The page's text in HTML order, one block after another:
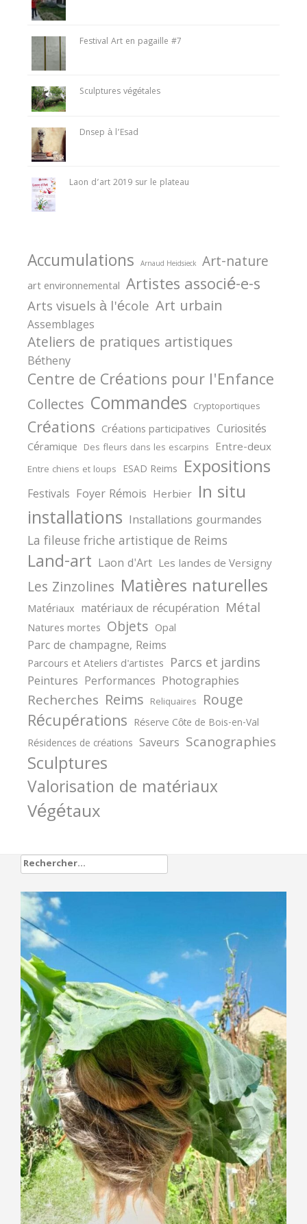
Festival Art en pagaille #7
Sculptures végétales
Dnsep à l’Esad
Laon d’art 2019 sur le plateau
Accumulations Arnaud Heidsieck Art-nature
art environnemental Artistes associé-e-s
Arts visuels à l'école Art urbain
Assemblages
Ateliers de pratiques artistiques
Bétheny
Centre de Créations pour l'Enfance
Collectes Commandes Cryptoportiques
Créations Créations participatives Curiosités
Céramique Des fleurs dans les escarpins Entre-deux
Entre chiens et loups ESAD Reims Expositions
Festivals Foyer Rémois Herbier In situ
installations Installations gourmandes
La fileuse friche artistique de Reims
Land-art Laon d'Art Les landes de Versigny
Les Zinzolines Matières naturelles
Matériaux matériaux de récupération Métal
Natures mortes Objets Opal
Parc de champagne, Reims
Parcours et Ateliers d'artistes Parcs et jardins
Peintures Performances Photographies
Recherches Reims Reliquaires Rouge
Récupérations Réserve Côte de Bois-en-Val
Résidences de créations Saveurs Scanographies
Sculptures
Valorisation de matériaux
Végétaux
Rechercher :